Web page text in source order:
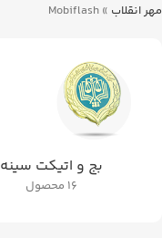
مهر انقلاب »
Mobiflash
بج و اتیکت سینه
16 محصول